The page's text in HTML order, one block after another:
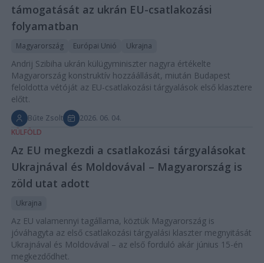
támogatását az ukrán EU-csatlakozási
folyamatban
Magyarország Európai Unió Ukrajna
Andrij Szibiha ukrán külügyminiszter nagyra értékelte
Magyarország konstruktív hozzáállását, miután Budapest
feloldotta vétóját az EU-csatlakozási tárgyalások első klasztere
előtt.
Bűte Zsolt
2026. 06. 04.
KÜLFÖLD
Az EU megkezdi a csatlakozási tárgyalásokat
Ukrajnával és Moldovával – Magyarország is
zöld utat adott
Ukrajna
Az EU valamennyi tagállama, köztük Magyarország is
jóváhagyta az első csatlakozási tárgyalási klaszter megnyitását
Ukrajnával és Moldovával – az első forduló akár június 15-én
megkezdődhet.